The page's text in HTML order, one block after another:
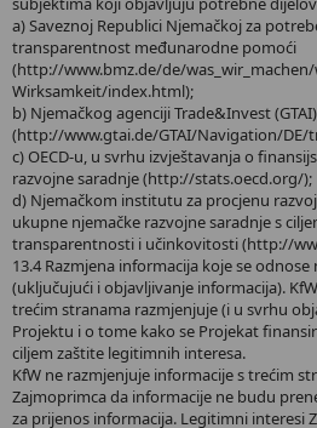
a) Saveznoj Republici Njemačkoj za
transparentnost međunarodne pomoći
(http://www.bmz.de/de/
Wirksamkeit/index.html);
b) Njemačkog agenciji Trade&Invest
(http://www.gtai.de/GTAI/Navigation/DE/
c) OECD-u, u svrhu izvještavanja o
razvojne saradnje (http://stats.oecd.org/);
d) Njemačkom institutu za procjenu
ukupne njemačke razvojne saradnje s
transparentnosti i učinkovitosti (http://
13.4 Razmjena informacija koje se
(uključujući i objavljivanje informacija).
trećim stranama razmjenjuje (i u svrhu
Projektu i o tome kako se Projekat
ciljem zaštite legitimnih interesa.
KfW ne razmjenjuje informacije s trećim
Zajmoprimca da informacije ne budu
za prijenos informacija. Legitimni interesi